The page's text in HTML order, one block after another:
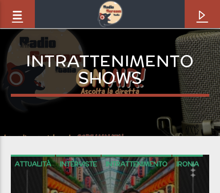
Brano in onda
INTRATTENIMENTO
SHOWS
ATTUALITÀ INTERVISTE INTRATTENIMENTO IRONIA